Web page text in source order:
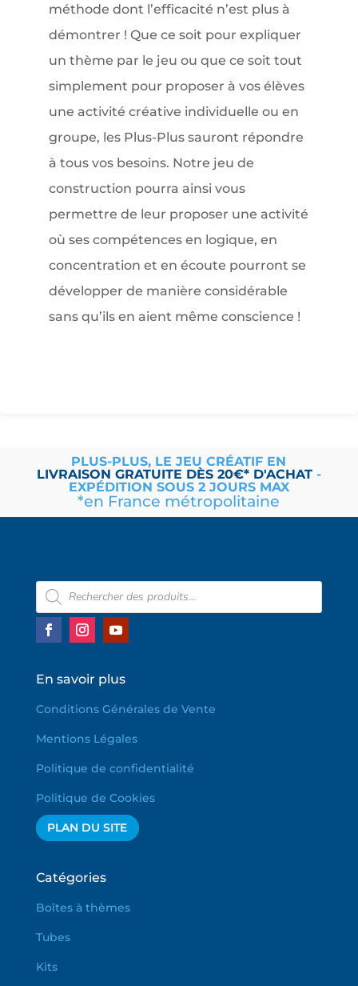
méthode dont l’efficacité n’est plus à
démontrer ! Que ce soit pour expliquer
un thème par le jeu ou que ce soit tout
simplement pour proposer à vos élèves
une activité créative individuelle ou en
groupe, les Plus-Plus sauront répondre
à tous vos besoins. Notre jeu de
construction pourra ainsi vous
permettre de leur proposer une activité
où ses compétences en logique, en
concentration et en écoute pourront se
développer de manière considérable
sans qu’ils en aient même conscience !
PLUS-PLUS, LE JEU CRÉATIF EN
LIVRAISON GRATUITE DÈS 20€* D'ACHAT -
EXPÉDITION SOUS 2 JOURS MAX
*en France métropolitaine
Recherche
de
produits
En savoir plus
Conditions Générales de Vente
Mentions Légales
Politique de confidentialité
Politique de Cookies
PLAN DU SITE
Catégories
Boîtes à thèmes
Tubes
Kits